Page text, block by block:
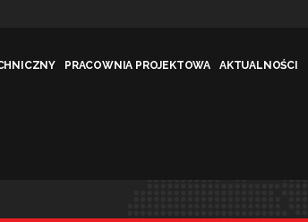
PRACOWNIA PROJEKTOWA AKTUALNOŚCI